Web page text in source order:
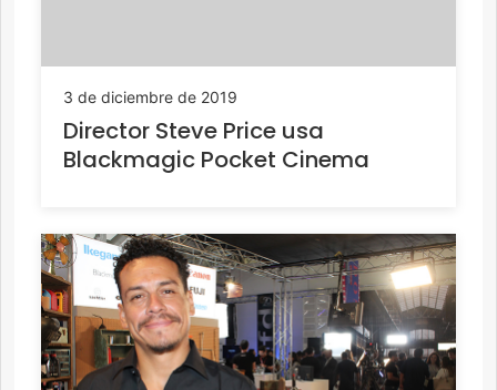
3 de diciembre de 2019
Director Steve Price usa
Blackmagic Pocket Cinema